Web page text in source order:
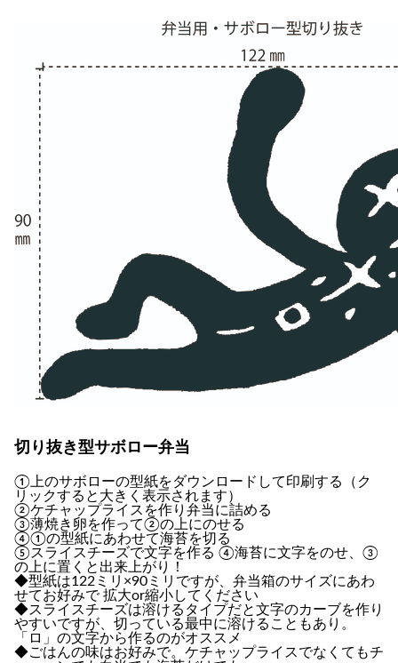
切り抜き型サボロー弁当
①上のサボローの型紙をダウンロードして印刷する（ク
リックすると大きく表示されます）
②ケチャップライスを作り弁当に詰める
③薄焼き卵を作って②の上にのせる
④①の型紙にあわせて海苔を切る
⑤スライスチーズで文字を作る ④海苔に文字をのせ、③
の上に置くと出来上がり！
◆型紙は122ミリ×90ミリですが、弁当箱のサイズにあわ
せてお好みで 拡大or縮小してください
◆スライスチーズは溶けるタイプだと文字のカーブを作り
やすいですが、切っている最中に溶けることもあり。
「ロ」の文字から作るのがオススメ
◆ごはんの味はお好みで。ケチャップライスでなくてもチ